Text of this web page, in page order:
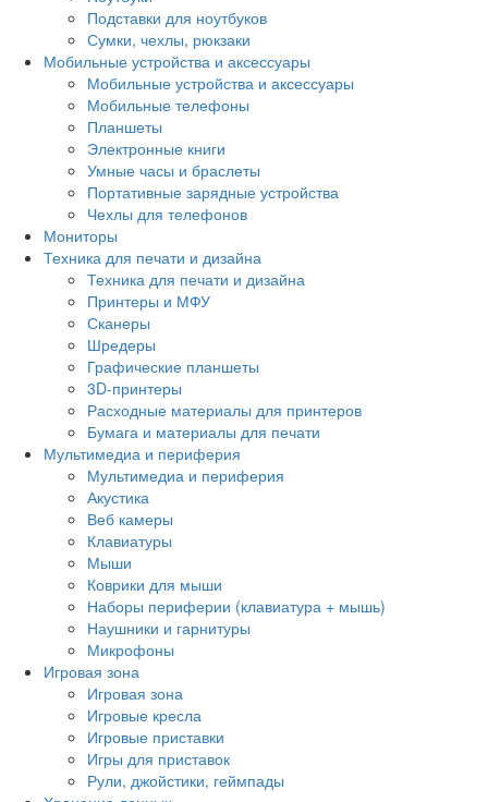
Подставки для ноутбуков
Сумки, чехлы, рюкзаки
Мобильные устройства и аксессуары
Мобильные устройства и аксессуары
Мобильные телефоны
Планшеты
Электронные книги
Умные часы и браслеты
Портативные зарядные устройства
Чехлы для телефонов
Мониторы
Техника для печати и дизайна
Техника для печати и дизайна
Принтеры и МФУ
Сканеры
Шредеры
Графические планшеты
3D-принтеры
Расходные материалы для принтеров
Бумага и материалы для печати
Мультимедиа и периферия
Мультимедиа и периферия
Акустика
Веб камеры
Клавиатуры
Мыши
Коврики для мыши
Наборы периферии (клавиатура + мышь)
Наушники и гарнитуры
Микрофоны
Игровая зона
Игровая зона
Игровые кресла
Игровые приставки
Игры для приставок
Рули, джойстики, геймпады